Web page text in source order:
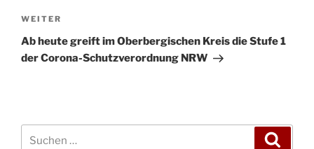
Nächster
Beitrag
WEITER
Ab heute greift im Oberbergischen Kreis die Stufe 1
der Corona-Schutzverordnung NRW